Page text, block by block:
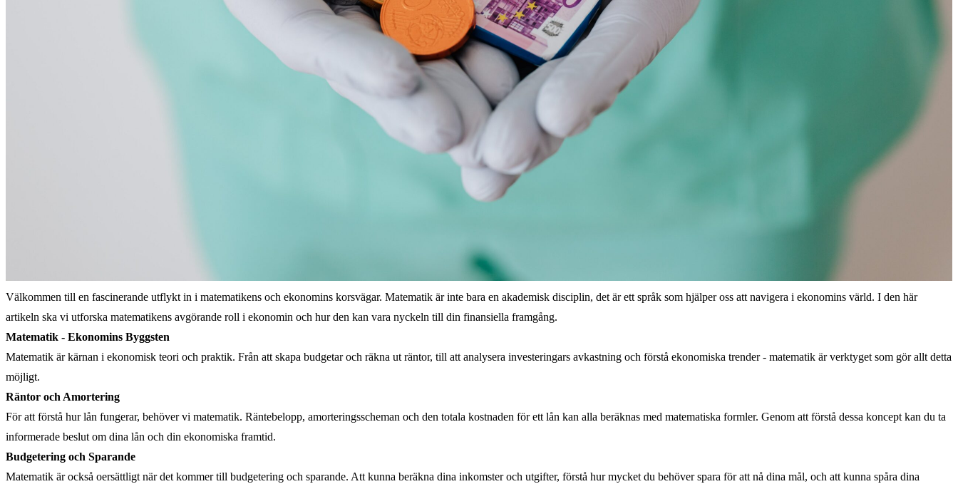
Välkommen till en fascinerande utflykt in i matematikens och ekonomins korsvägar. Matematik är inte bara en akademisk disciplin, det är ett språk som hjälper oss att navigera i ekonomins värld. I den här
artikeln ska vi utforska matematikens avgörande roll i ekonomin och hur den kan vara nyckeln till din finansiella framgång.
Matematik - Ekonomins Byggsten
Matematik är kärnan i ekonomisk teori och praktik. Från att skapa budgetar och räkna ut räntor, till att analysera investeringars avkastning och förstå ekonomiska trender - matematik är verktyget som gör allt detta
möjligt.
Räntor och Amortering
För att förstå hur lån fungerar, behöver vi matematik. Räntebelopp, amorteringsscheman och den totala kostnaden för ett lån kan alla beräknas med matematiska formler. Genom att förstå dessa koncept kan du ta
informerade beslut om dina lån och din ekonomiska framtid.
Budgetering och Sparande
Matematik är också oersättligt när det kommer till budgetering och sparande. Att kunna beräkna dina inkomster och utgifter, förstå hur mycket du behöver spara för att nå dina mål, och att kunna spåra dina